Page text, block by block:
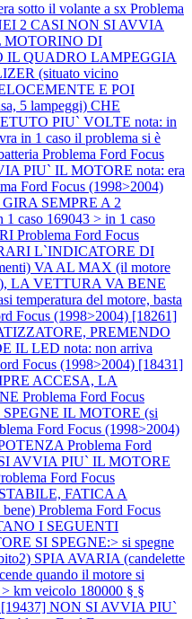
sotto il volante a sx Problema
2 CASI NON SI AVVIA
MOTORINO DI
IL QUADRO LAMPEGGIA
(situato vicino
E POI
5 lampeggi) CHE
PIU` VOLTE nota: in
in 1 caso il problema si è
Problema Ford Focus
PIU` IL MOTORE nota: era
Ford Focus (1998>2004)
SEMPRE A 2
caso 169043 > in 1 caso
Problema Ford Focus
L`INDICATORE DI
VA AL MAX (il motore
LA VETTURA VA BENE
temperatura del motore, basta
Focus (1998>2004) [18261]
PREMENDO
IL LED nota: non arriva
Focus (1998>2004) [18431]
ACCESA, LA
Problema Ford Focus
IL MOTORE (si
Ford Focus (1998>2004)
Problema Ford
AVVIA PIU` IL MOTORE
Ford Focus
FATICA A
Problema Ford Focus
I SEGUENTI
SI SPEGNE:> si spegne
SPIA AVARIA (candelette
quando il motore si
km veicolo 180000 § §
[19437] NON SI AVVIA PIU`